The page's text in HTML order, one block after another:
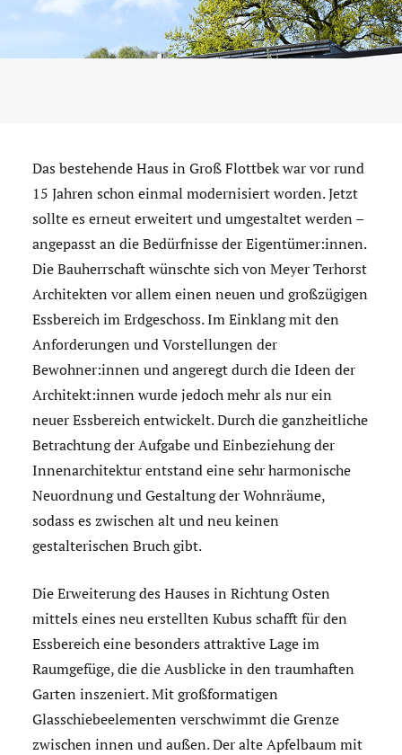
Das bestehende Haus in Groß Flottbek war vor rund
15 Jahren schon einmal modernisiert worden. Jetzt
sollte es erneut erweitert und umgestaltet werden –
angepasst an die Bedürfnisse der Eigentümer:innen.
Die Bauherrschaft wünschte sich von Meyer Terhorst
Architekten vor allem einen neuen und großzügigen
Essbereich im Erdgeschoss. Im Einklang mit den
Anforderungen und Vorstellungen der
Bewohner:innen und angeregt durch die Ideen der
Architekt:innen wurde jedoch mehr als nur ein
neuer Essbereich entwickelt. Durch die ganzheitliche
Betrachtung der Aufgabe und Einbeziehung der
Innenarchitektur entstand eine sehr harmonische
Neuordnung und Gestaltung der Wohnräume,
sodass es zwischen alt und neu keinen
gestalterischen Bruch gibt.
Die Erweiterung des Hauses in Richtung Osten
mittels eines neu erstellten Kubus schafft für den
Essbereich eine besonders attraktive Lage im
Raumgefüge, die die Ausblicke in den traumhaften
Garten inszeniert. Mit großformatigen
Glasschiebeelementen verschwimmt die Grenze
zwischen innen und außen. Der alte Apfelbaum mit